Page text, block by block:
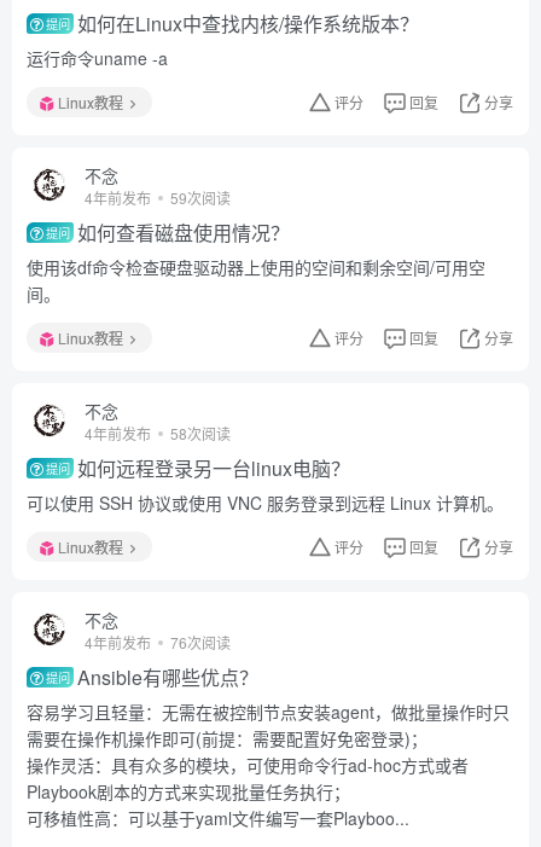
提问 如何在Linux中查找内核/操作系统版本？
运行命令uname -a
Linux教程 评分 回复 分享
不念
4年前发布 59次阅读
提问 如何查看磁盘使用情况？
使用该df命令检查硬盘驱动器上使用的空间和剩余空间/可用空
间。
Linux教程 评分 回复 分享
不念
4年前发布 58次阅读
提问 如何远程登录另一台linux电脑？
可以使用 SSH 协议或使用 VNC 服务登录到远程 Linux 计算机。
Linux教程 评分 回复 分享
不念
4年前发布 76次阅读
提问 Ansible有哪些优点？
容易学习且轻量：无需在被控制节点安装agent，做批量操作时只
需要在操作机操作即可(前提：需要配置好免密登录)；
操作灵活：具有众多的模块，可使用命令行ad-hoc方式或者
Playbook剧本的方式来实现批量任务执行；
可移植性高：可以基于yaml文件编写一套Playboo...